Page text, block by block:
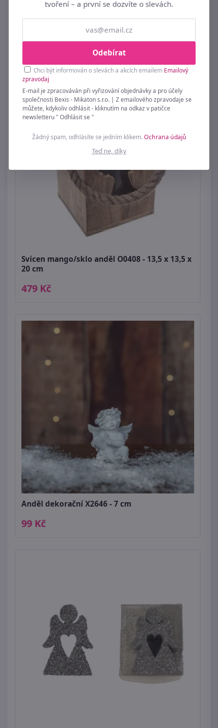
Dekorace anděl
49 Kč
Svícen mango/sklo anděl O0408 - 13,5 x 13,5 x
20 cm
479 Kč
Anděl dekorační X2646 - 7 cm
99 Kč
tvoření – a první se dozvíte o slevách.
Odebírat
Chci být informován o slevách a akcích emailem Emailový
zpravodaj
E-mail je zpracováván při vyřizování objednávky a pro účely
společnosti Bexis - Mikaton s.r.o. | Z emailového zpravodaje se
můžete, kdykoliv odhlásit - kliknutím na odkaz v patičce
newsletteru " Odhlásit se "
Žádný spam, odhlásíte se jedním klikem.Ochrana údajů
Teď ne, díky